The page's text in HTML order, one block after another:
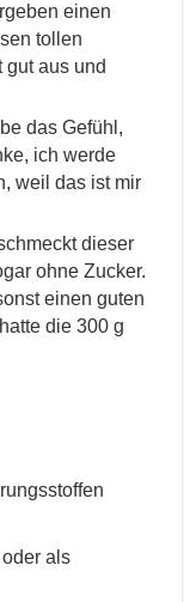
einen
tollen
aus und
das Gefühl,
ich werde
weil das ist mir
dieser
ohne Zucker.
einen guten
die 300 g
als